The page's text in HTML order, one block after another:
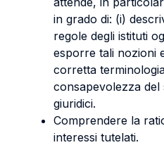
in grado di: (i)
regole degli istituti
esporre tali nozioni
corretta
consapevolezza del
giuridici.
Comprendere la
interessi tutelati.